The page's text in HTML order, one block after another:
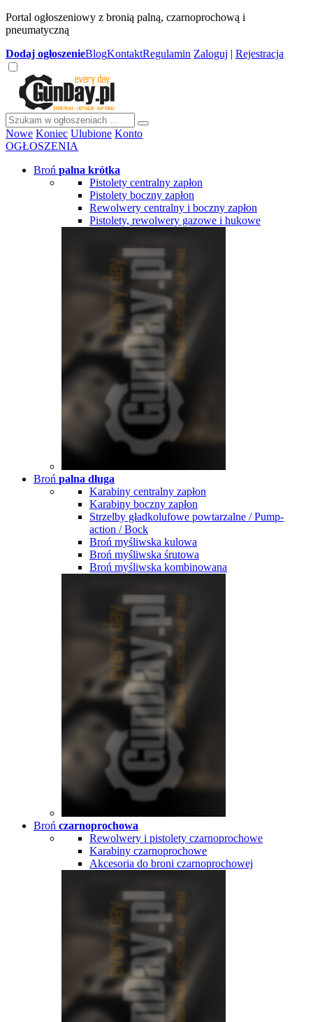
Portal ogłoszeniowy z bronią palną, czarnoprochową i
pneumatyczną
Dodaj ogłoszenieBlogKontaktRegulamin Zaloguj | Rejestracja
Nowe Koniec Ulubione Konto
OGŁOSZENIA
Broń palna krótka
Pistolety centralny zapłon
Pistolety boczny zapłon
Rewolwery centralny i boczny zapłon
Pistolety, rewolwery gazowe i hukowe
Broń palna długa
Karabiny centralny zapłon
Karabiny boczny zapłon
Strzelby gładkolufowe powtarzalne / Pump-
action / Bock
Broń myśliwska kulowa
Broń myśliwska śrutowa
Broń myśliwska kombinowana
Broń czarnoprochowa
Rewolwery i pistolety czarnoprochowe
Karabiny czarnoprochowe
Akcesoria do broni czarnoprochowej